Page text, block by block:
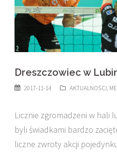
Dreszczowiec w
2017-11-14 AKTUALNOŚCI,
Licznie zgromadzeni w hali
byli świadkami bardzo
liczne zwroty akcji